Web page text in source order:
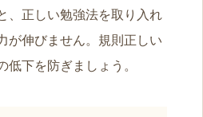
、正しい勉強法を取り入れ
が伸びません。規則正しい
下を防ぎましょう。